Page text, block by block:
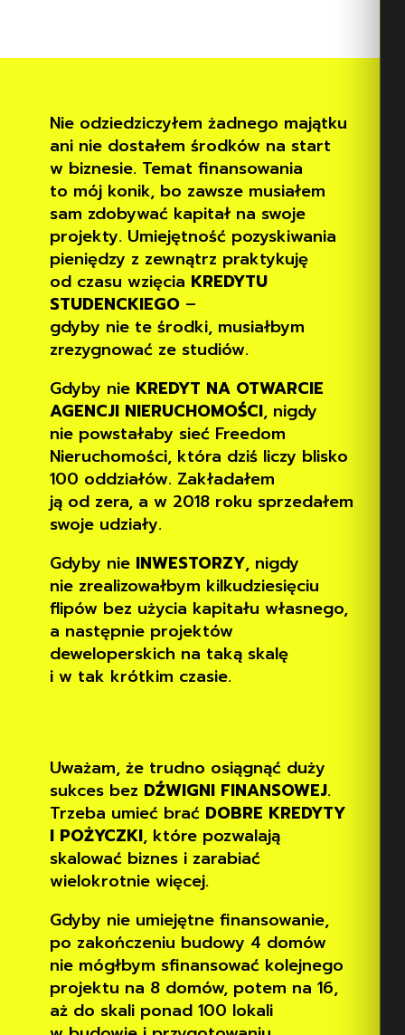
Nie odziedziczyłem żadnego majątku
ani nie dostałem środków na start
w biznesie. Temat finansowania
to mój konik, bo zawsze musiałem
sam zdobywać kapitał na swoje
projekty. Umiejętność pozyskiwania
pieniędzy z zewnątrz praktykuję
od czasu wzięcia KREDYTU
STUDENCKIEGO–
gdyby nie te środki, musiałbym
zrezygnować ze studiów.
Gdyby nie KREDYT NA OTWARCIE
AGENCJI NIERUCHOMOŚCI, nigdy
nie powstałaby sieć Freedom
Nieruchomości, która dziś liczy blisko
100 oddziałów. Zakładałem
ją od zera, a w 2018 roku sprzedałem
swoje udziały.
Gdyby nie INWESTORZY, nigdy
nie zrealizowałbym kilkudziesięciu
flipów bez użycia kapitału własnego,
a następnie projektów
deweloperskich na taką skalę
i w tak krótkim czasie.
Uważam, że trudno osiągnąć duży
sukces bez DŹWIGNI FINANSOWEJ.
Trzeba umieć brać DOBRE KREDYTY
I POŻYCZKI, które pozwalają
skalować biznes i zarabiać
wielokrotnie więcej.
Gdyby nie umiejętne finansowanie,
po zakończeniu budowy 4 domów
nie mógłbym sfinansować kolejnego
projektu na 8 domów, potem na 16,
aż do skali ponad 100 lokali